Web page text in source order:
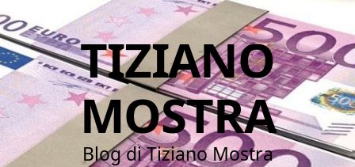
TIZIANO
MOSTRA
Blog di Tiziano Mostra